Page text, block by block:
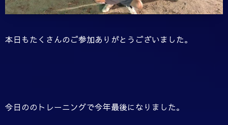
本日もたくさんのご参加ありがとうございました。
今日ののトレーニングで今年最後になりました。